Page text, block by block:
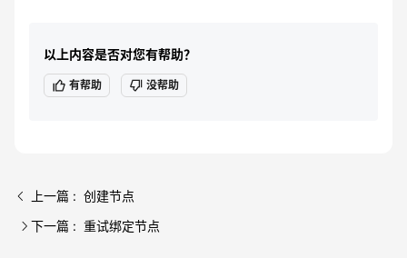
以上内容是否对您有帮助？
有帮助 没帮助
上一篇 : 创建节点
下一篇 : 重试绑定节点